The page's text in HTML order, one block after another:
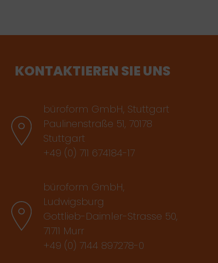
KONTAKTIEREN SIE UNS
büroform GmbH, Stuttgart
Paulinenstraße 51, 70178
Stuttgart
+49 (0) 711 674184-17
büroform GmbH,
Ludwigsburg
Gottlieb-Daimler-Strasse 50,
71711 Murr
+49 (0) 7144 897278-0